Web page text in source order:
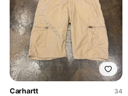
Carhartt
34